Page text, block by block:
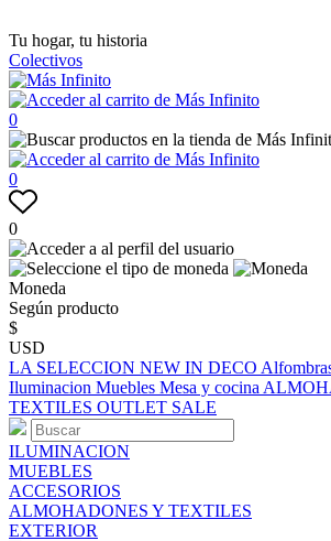
Tu hogar, tu historia
Colectivos
0
0
0
Moneda
Según producto
$
USD
LA SELECCION NEW IN DECO
Iluminacion Muebles Mesa y cocina
TEXTILES OUTLET SALE
ILUMINACION
MUEBLES
ACCESORIOS
ALMOHADONES Y TEXTILES
EXTERIOR